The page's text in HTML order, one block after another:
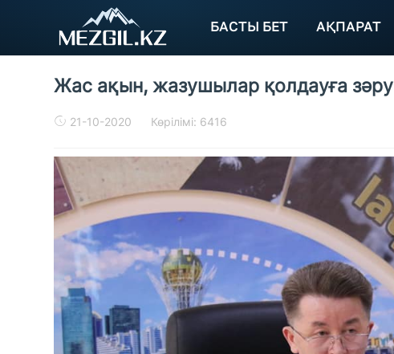
БАСТЫ БЕТ АҚПАРАТ
Жас ақын, жазушылар қолдауға зәру
21-10-2020 Көрілімі: 6416